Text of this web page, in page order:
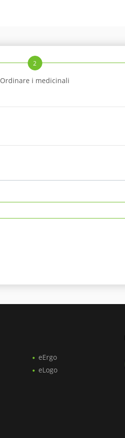
2
Ordinare i medicinali
eErgo
eLogo